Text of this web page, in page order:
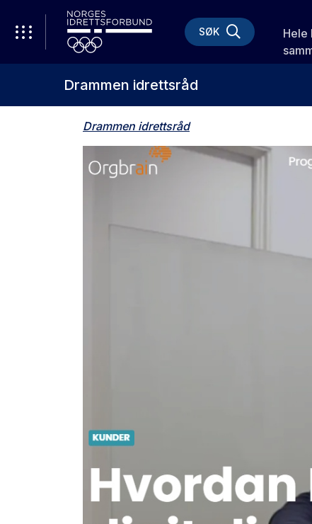
SØK
Hele
Drammen idrettsråd
Drammen idrettsråd